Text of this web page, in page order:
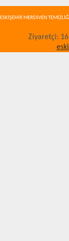
ESKİŞEHİR MERDİVEN
Ziyaretçi: